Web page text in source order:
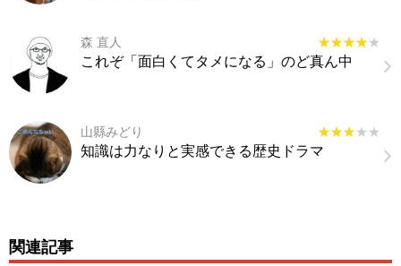
森 直人 ★★★★★
★★★★★
これぞ「面白くてタメになる」のど真ん中
山縣みどり ★★★★★
★★★★★
知識は力なりと実感できる歴史ドラマ
関連記事